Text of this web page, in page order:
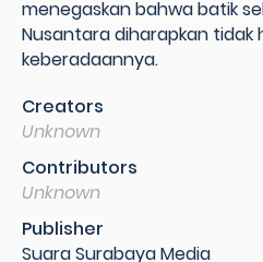
menegaskan bahwa batik
Nusantara diharapkan tidak
keberadaannya.
Creators
Unknown
Contributors
Unknown
Publisher
Suara Surabaya Media